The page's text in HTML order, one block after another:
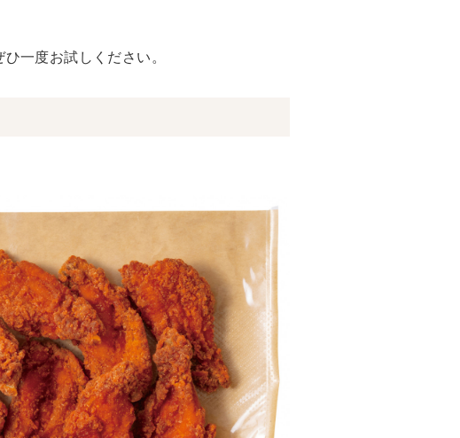
一度お試しください。